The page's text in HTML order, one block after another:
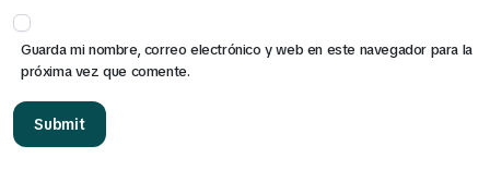
Guarda mi nombre, correo electrónico y web en este navegador para la
próxima vez que comente.